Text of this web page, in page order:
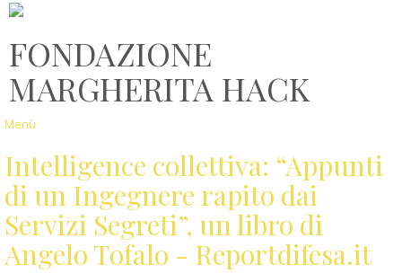
FONDAZIONE
MARGHERITA HACK
Menù
Intelligence collettiva: “Appunti
di un Ingegnere rapito dai
Servizi Segreti”, un libro di
Angelo Tofalo - Reportdifesa.it